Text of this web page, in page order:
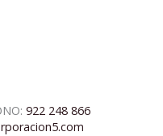
922 248 866